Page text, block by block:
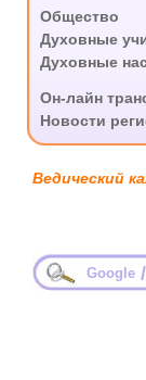
Общество
Духовные
Духовные
Он-лайн
Новости
Ведический
Google /